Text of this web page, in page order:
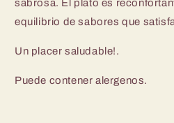
sabrosa. El plato es
equilibrio de sabores que
Un placer saludable!.
Puede contener alergenos.